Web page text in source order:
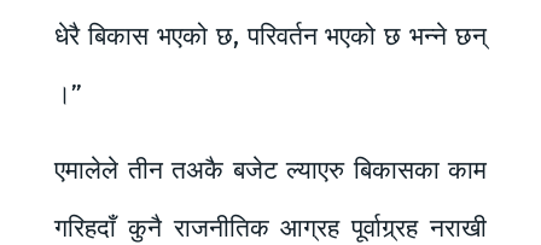
धेरै बिकास भएको छ, परिवर्तन भएको छ भन्ने छन्
।”
एमालेले तीन तअकै बजेट ल्याएरु बिकासका काम
गरिहदाँ कुनै राजनीतिक आग्रह पूर्वाग्र्रह नराखी